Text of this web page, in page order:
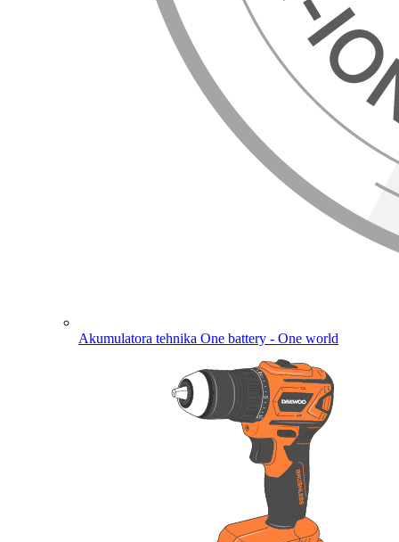
Akumulatora tehnika One battery - One world